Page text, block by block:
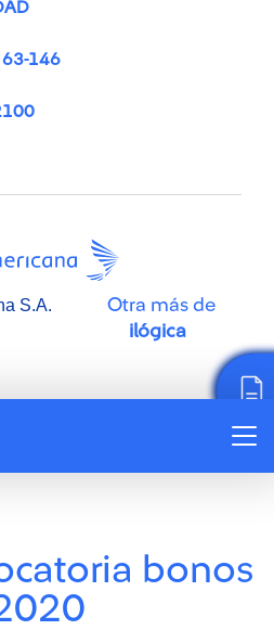
63-146
S.A.
Otra más de
ilógica
bonos